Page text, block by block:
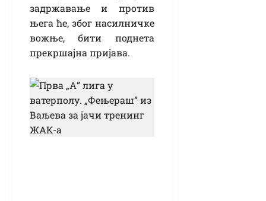
задржавање и против
њега ће, због насилничке
вожње, бити поднета
прекршајна пријава.